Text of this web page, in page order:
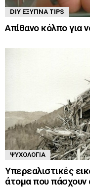
DIY ΈΞΥΠΝΑ TIPS
Απίθανο κόλπο για
ΨΥΧΟΛΟΓΊΑ
Υπερεαλιστικές
άτομα που πάσχουν